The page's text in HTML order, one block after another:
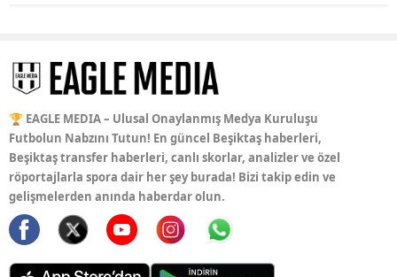
🏆 EAGLE MEDIA – Ulusal Onaylanmış Medya Kuruluşu
Futbolun Nabzını Tutun! En güncel Beşiktaş haberleri,
Beşiktaş transfer haberleri, canlı skorlar, analizler ve özel
röportajlarla spora dair her şey burada! Bizi takip edin ve
gelişmelerden anında haberdar olun.